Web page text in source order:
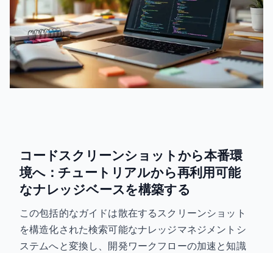
コードスクリーンショットから本番環
境へ：チュートリアルから再利用可能
なナレッジベースを構築する
この包括的なガイドは散在するスクリーンショット
を構造化された検索可能なナレッジマネジメントシ
ステムへと変換し、開発ワークフローの加速と知識